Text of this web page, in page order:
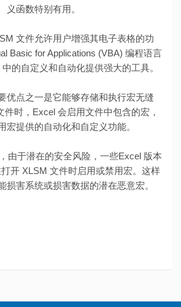
义函数特别有用。
文件允许用户增强其电子表格的功
Basic for Applications (VBA) 编程语言
的自定义和自动化提供强大的工具。
优点之一是它能够存储和执行宏无缝
件时，Excel 会启用文件中包含的宏，
宏提供的自动化和自定义功能。
由于潜在的安全风险，一些Excel 版本
开 XLSM 文件时启用或禁用宏。这样
损害系统或损害数据的潜在恶意宏。